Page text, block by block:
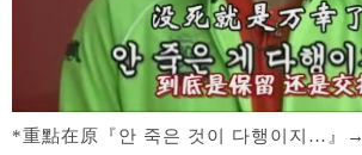
*重點在原『안 죽은 것이 다행이지…』